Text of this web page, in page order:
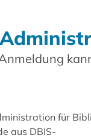
für
aus DBIS-